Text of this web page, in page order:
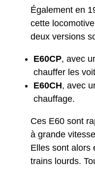
Également en
cette
deux versions
E60CP, avec
chauffer les
E60CH, avec
chauffage.
Ces E60 sont
à grande
Elles sont alors
trains lourds.